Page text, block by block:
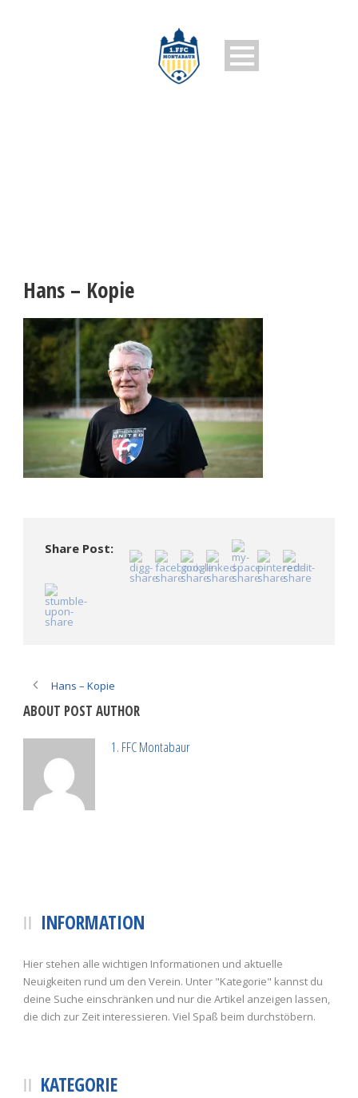
Hans – Kopie
Share Post:
Hans – Kopie
ABOUT POST AUTHOR
1. FFC Montabaur
INFORMATION
Hier stehen alle wichtigen Informationen und aktuelle
Neuigkeiten rund um den Verein. Unter "Kategorie" kannst du
deine Suche einschränken und nur die Artikel anzeigen lassen,
die dich zur Zeit interessieren. Viel Spaß beim durchstöbern.
KATEGORIE